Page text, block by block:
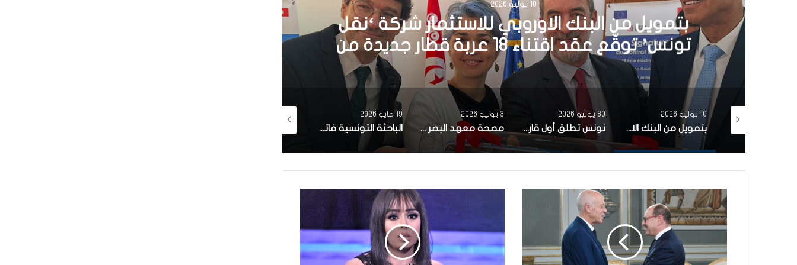
30 يونيو 2026
تونس تطلق أول قارب صيد كهربائي يعمل بالطاقة
الشمسية في المتوسط
30 يونيو 2026
تونس تطلق أول قارب صيد كهربائي يعمل بالطاقة الشمسية في المتوسط
3 يونيو 2026
مصحة معهد البصر والشبكية بالبحيرة 1 تقوم باجراء اكثر من 50 عملية جراحية لازالة الماء الابيض مجانا لفائدة عدد من اهالي قفصة
19 مايو 2026
الباحثة التونسية فاتن المولدي تنجح في الحصول على براءة اختراع في الولايات المتحدة الأمريكية، وذلك بعد ابتكارها محركاً هجيناً ثورياً
12 أبريل 2026
تونس تحتل المرتبة الاولى افريقيا من حيث عدد النساء المطورات للبرمجيات